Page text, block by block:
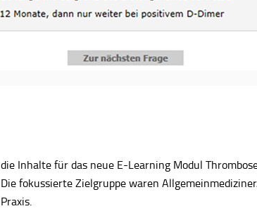
die Inhalte für das neue E-Learning Modul
Die fokussierte Zielgruppe waren
Praxis.